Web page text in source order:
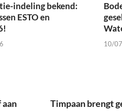
indeling bekend:
ESTO en
10/
Timpaan brengt